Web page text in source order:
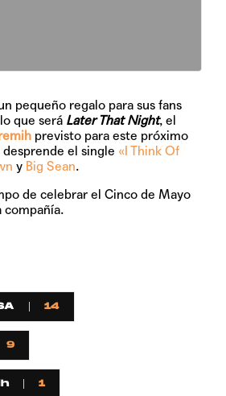
pequeño regalo para sus fans
que será Later That Night, el
previsto para este próximo
el single «I Think Of
y Big Sean.
de celebrar el Cinco de Mayo
compañía.
14
9
1